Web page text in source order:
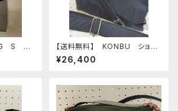
S グ
【送料無料】 KONBU ショル
ダーバッグ コザクラインコ ブ
ラック （ポケット：ブラック）
¥26,400